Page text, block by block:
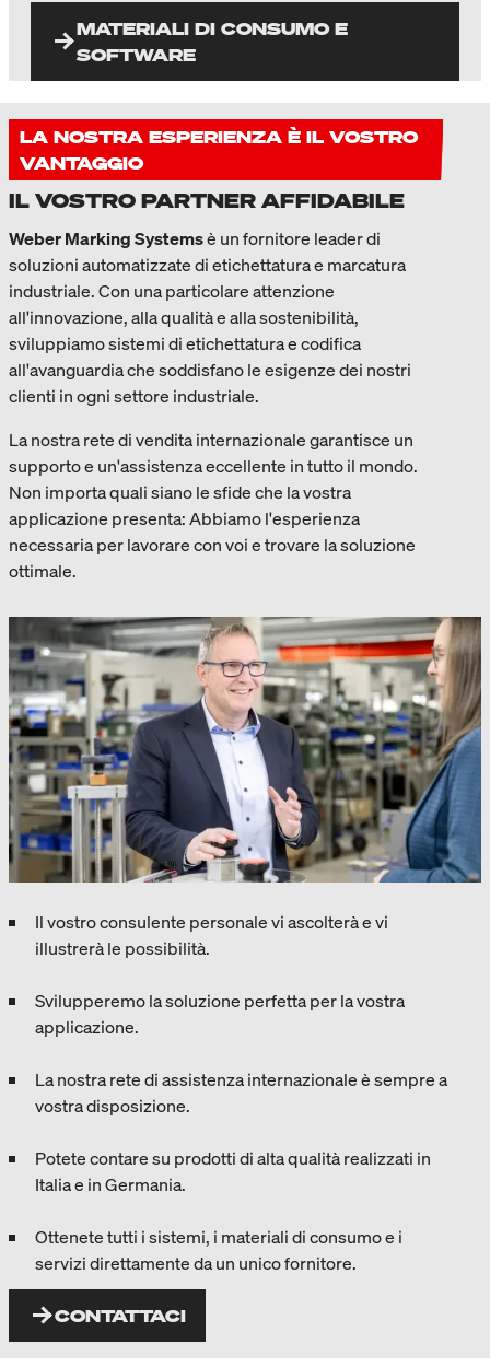
MATERIALI DI CONSUMO E
SOFTWARE
LA NOSTRA ESPERIENZA È IL VOSTRO
VANTAGGIO
IL VOSTRO PARTNER AFFIDABILE
Weber Marking Systemsè un fornitore leader di
soluzioni automatizzate di etichettatura e marcatura
industriale. Con una particolare attenzione
all'innovazione, alla qualità e alla sostenibilità,
sviluppiamo sistemi di etichettatura e codifica
all'avanguardia che soddisfano le esigenze dei nostri
clienti in ogni settore industriale.
La nostra rete di vendita internazionale garantisce un
supporto e un'assistenza eccellente in tutto il mondo.
Non importa quali siano le sfide che la vostra
applicazione presenta: Abbiamo l'esperienza
necessaria per lavorare con voi e trovare la soluzione
ottimale.
Il vostro consulente personale vi ascolterà e vi
illustrerà le possibilità.
Svilupperemo la soluzione perfetta per la vostra
applicazione.
La nostra rete di assistenza internazionale è sempre a
vostra disposizione.
Potete contare su prodotti di alta qualità realizzati in
Italia e in Germania.
Ottenete tutti i sistemi, i materiali di consumo e i
servizi direttamente da un unico fornitore.
CONTATTACI